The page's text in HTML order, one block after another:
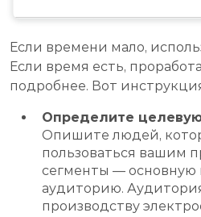
Если времени мало,
Если время есть,
подробнее. Вот
Определите
Опишите людей,
пользоваться вашим
сегменты — основную
аудиторию.
производству